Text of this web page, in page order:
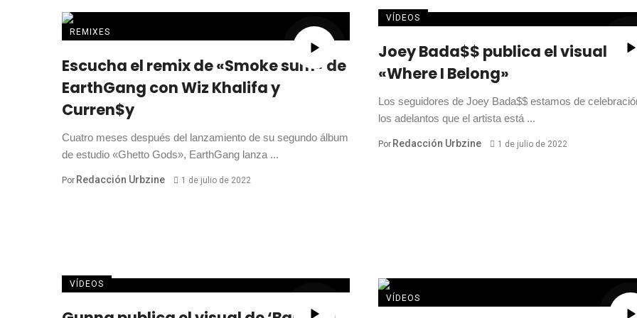
REMIXES
Escucha el remix de «Smoke sum» de
EarthGang con Wiz Khalifa y
Curren$y
Cuatro meses después del lanzamiento de su segundo álbum
de estudio «Ghetto Gods», EarthGang lanza ...
Por Redacción Urbzine 1 de julio de 2022
VÍDEOS
Joey Bada$$ publica el visual de
«Where I Belong»
Los seguidores de Joey Bada$$ estamos de
los adelantos que el artista está ...
Por Redacción Urbzine 1 de julio de 2022
VÍDEOS
VÍDEOS